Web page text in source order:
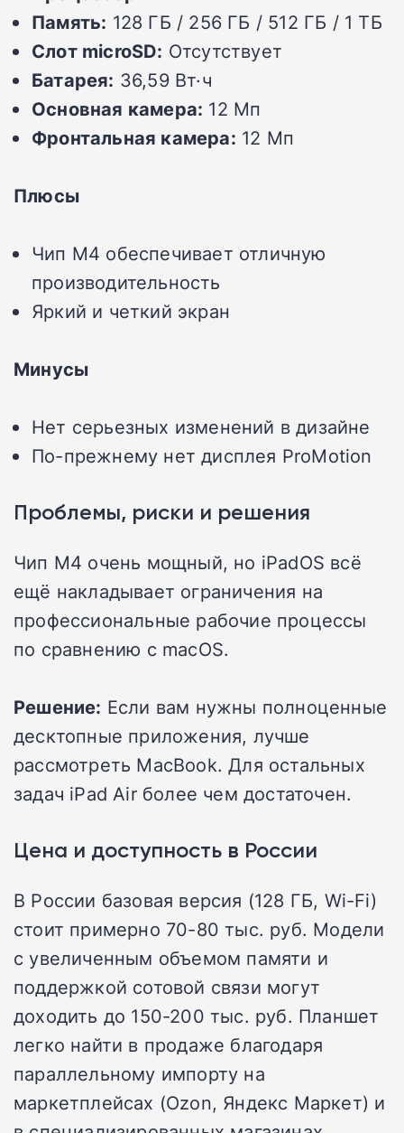
Память: 128 ГБ / 256 ГБ / 512 ГБ / 1 ТБ
Слот microSD: Отсутствует
Батарея: 36,59 Вт·ч
Основная камера: 12 Мп
Фронтальная камера: 12 Мп
Плюсы
Чип M4 обеспечивает отличную
производительность
Яркий и четкий экран
Минусы
Нет серьезных изменений в дизайне
По-прежнему нет дисплея ProMotion
Проблемы, риски и решения
Чип M4 очень мощный, но iPadOS всё
ещё накладывает ограничения на
профессиональные рабочие процессы
по сравнению с macOS.
Решение: Если вам нужны полноценные
десктопные приложения, лучше
рассмотреть MacBook. Для остальных
задач iPad Air более чем достаточен.
Цена и доступность в России
В России базовая версия (128 ГБ, Wi-Fi)
стоит примерно 70-80 тыс. руб. Модели
с увеличенным объемом памяти и
поддержкой сотовой связи могут
доходить до 150-200 тыс. руб. Планшет
легко найти в продаже благодаря
параллельному импорту на
маркетплейсах (Ozon, Яндекс Маркет) и